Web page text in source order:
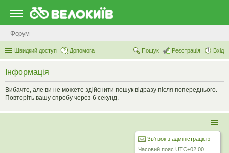
Форум
Швидкий доступ Допомога Вхід
Реєстрація
Пошук
Інформація
Вибачте, але ви не можете здійснити пошук відразу після попереднього.
Повторіть вашу спробу через 6 секунд.
Зв'язок з адміністрацією
Часовий пояс UTC+02:00